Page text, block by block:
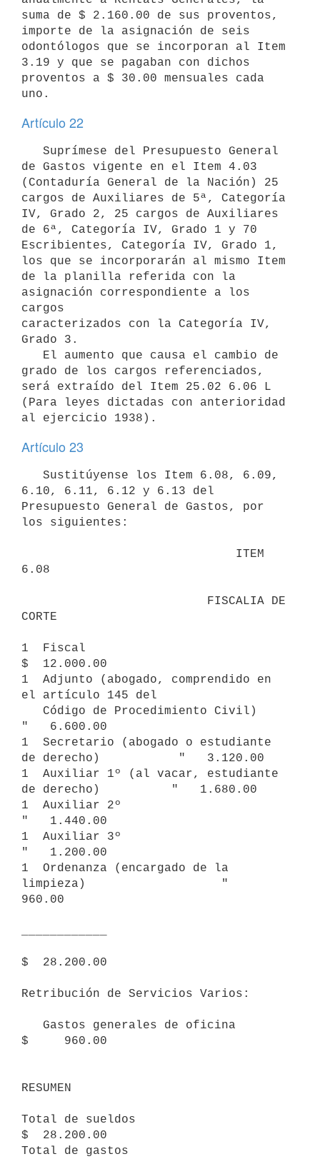
suma de $ 2.160.00 de sus proventos,
importe de la asignación de seis
odontólogos que se incorporan al Item
3.19 y que se pagaban con dichos
proventos a $ 30.00 mensuales cada
uno.
Artículo 22
de Gastos vigente en el Item 4.03
(Contaduría General de la Nación) 25
cargos de Auxiliares de 5ª, Categoría
IV, Grado 2, 25 cargos de Auxiliares
de 6ª, Categoría IV, Grado 1 y 70
Escribientes, Categoría IV, Grado 1,
los que se incorporarán al mismo Item
de la planilla referida con la
asignación correspondiente a los
cargos
caracterizados con la Categoría IV,
Grado 3.
grado de los cargos referenciados,
será extraído del Item 25.02 6.06 L
(Para leyes dictadas con anterioridad
al ejercicio 1938).
Artículo 23
6.10, 6.11, 6.12 y 6.13 del
Presupuesto General de Gastos, por
los siguientes:
6.08
CORTE
1  Fiscal
$  12.000.00
1  Adjunto (abogado, comprendido en
el artículo 145 del
"   6.600.00
1  Secretario (abogado o estudiante
de derecho)           "   3.120.00
1  Auxiliar 1º (al vacar, estudiante
de derecho)          "   1.680.00
1  Auxiliar 2º
"   1.440.00
1  Auxiliar 3º
"   1.200.00
1  Ordenanza (encargado de la
limpieza)                   "
960.00
$  28.200.00
Retribución de Servicios Varios:
$     960.00
RESUMEN
Total de sueldos
$  28.200.00
Total de gastos